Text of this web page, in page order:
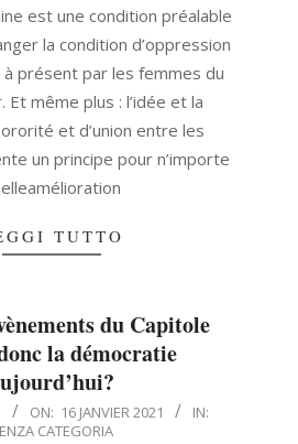
est une condition préalable
la condition d’oppression
présent par les femmes du
Et même plus : l’idée et la
et d’union entre les
un principe pour n’importe
TUTTO
du Capitole
la démocratie
ON: 16 JANVIER 2021
IN:
CATEGORIA